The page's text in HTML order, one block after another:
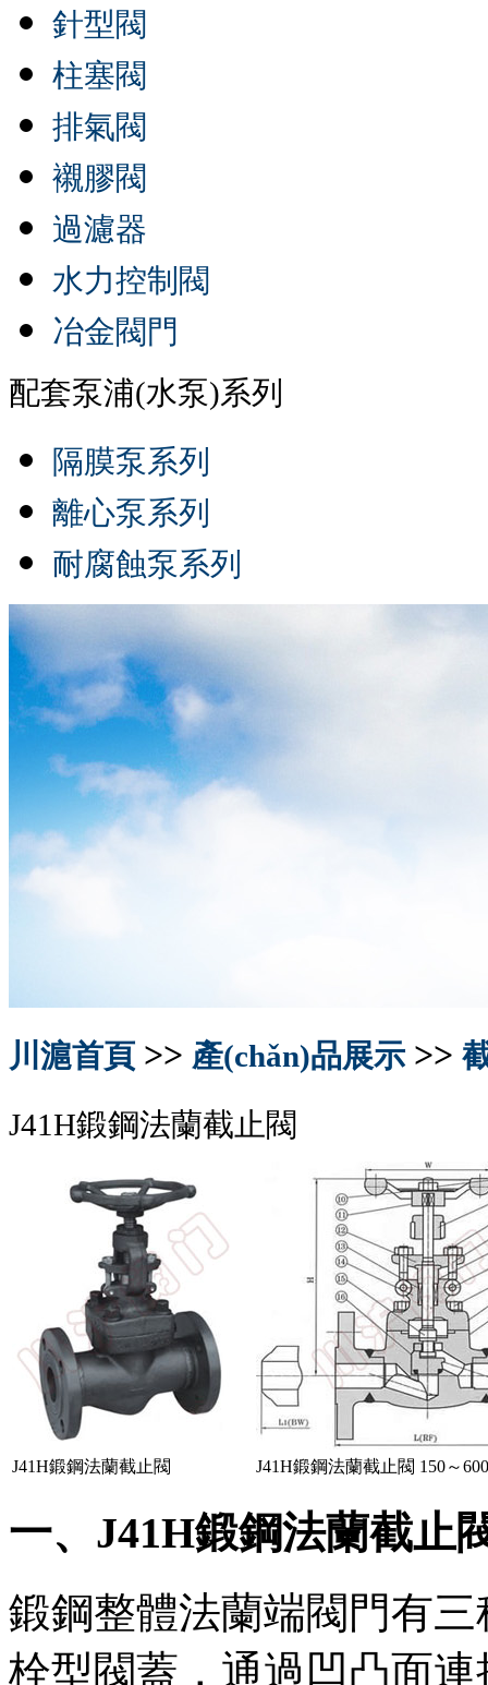
針型閥
柱塞閥
排氣閥
襯膠閥
過濾器
水力控制閥
冶金閥門
配套泵浦(水泵)系列
隔膜泵系列
離心泵系列
耐腐蝕泵系列
川滬首頁 >> 產(chǎn)品展示>>
J41H鍛鋼法蘭截止閥
J41H鍛鋼法蘭截止閥 J41H鍛鋼法蘭截止閥 150～
一、J41H鍛鋼法蘭截止
鍛鋼整體法蘭端閥門有三
栓型閥蓋，通過凹凸面連接